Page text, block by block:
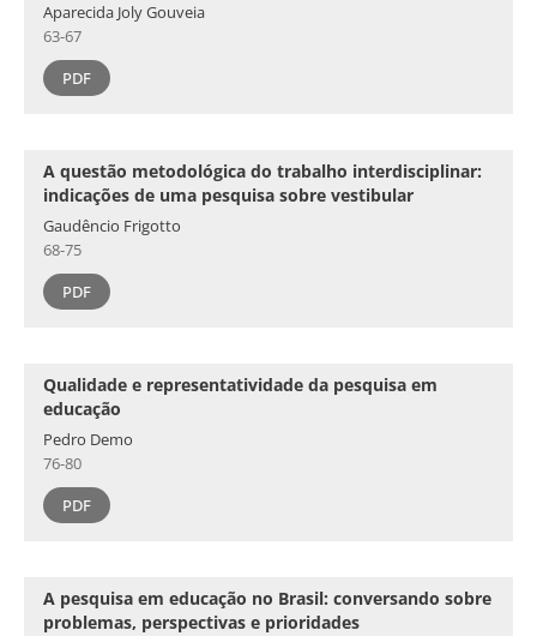
Aparecida Joly Gouveia
63-67
PDF
A questão metodológica do trabalho interdisciplinar:
indicações de uma pesquisa sobre vestibular
Gaudêncio Frigotto
68-75
PDF
Qualidade e representatividade da pesquisa em
educação
Pedro Demo
76-80
PDF
A pesquisa em educação no Brasil: conversando sobre
problemas, perspectivas e prioridades